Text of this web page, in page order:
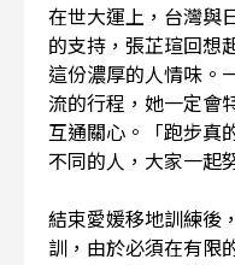
在世大運上，台灣與
的支持，張芷瑄回想
這份濃厚的人情味。
流的行程，她一定會
互通關心。「跑步真
不同的人，大家一起
結束愛媛移地訓練後
訓，由於必須在有限